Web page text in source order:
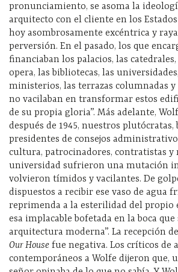
pronunciamiento, se asoma la
arquitecto con el cliente en los
hoy asombrosamente excéntrica y
perversión. En el pasado, los que
financiaban los palacios, las
opera, las bibliotecas, las
ministerios, las terrazas columnadas y
no vacilaban en transformar estos
de su propia gloria”. Más adelante,
después de 1945, nuestros plutócratas,
presidentes de consejos
cultura, patrocinadores, contratistas y
universidad sufrieron una mutación
volvieron tímidos y vacilantes. De
dispuestos a recibir ese vaso de agua
reprimenda a la esterilidad del propio
esa implacable bofetada en la boca
arquitectura moderna”. La recepción de
Our House fue negativa. Los críticos de
contemporáneos a Wolfe dijeron que,